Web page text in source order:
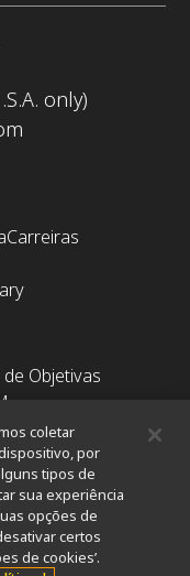
only)
Carreiras
Objetivas
coletar
por
tipos de
sua experiência
opções de
certos
de cookies’.